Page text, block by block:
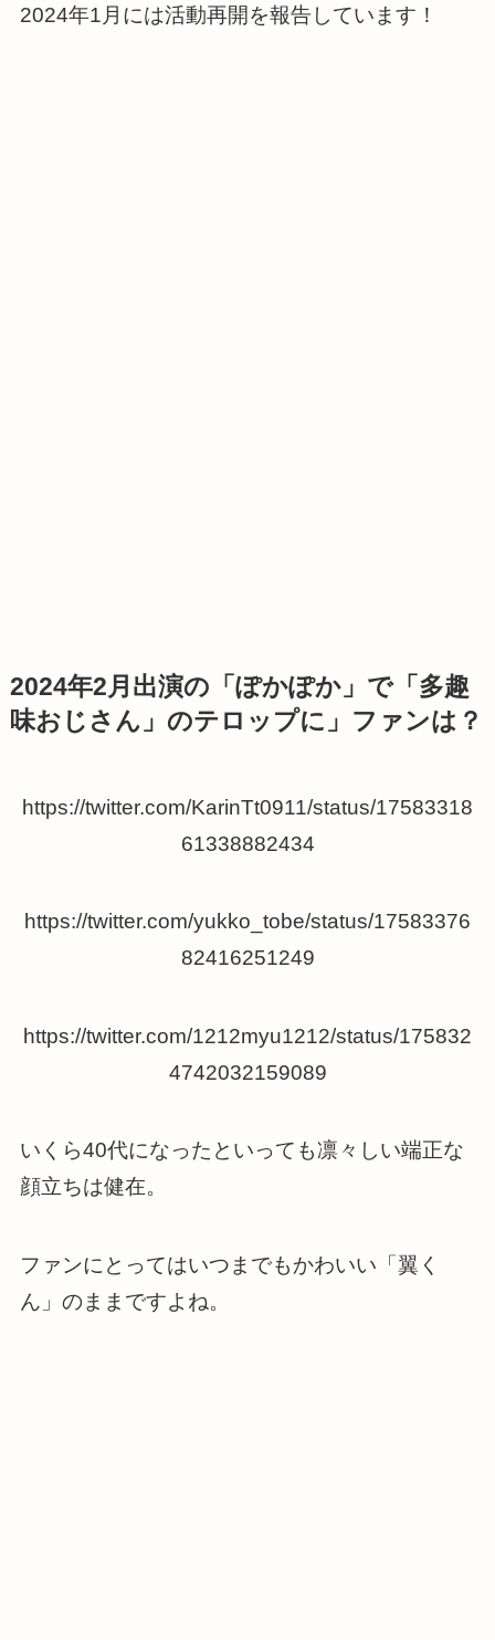
2024年1月には活動再開を報告しています！
2024年2月出演の「ぽかぽか」で「多趣
味おじさん」のテロップに」ファンは？
https://twitter.com/KarinTt0911/status/17583318
61338882434
https://twitter.com/yukko_tobe/status/17583376
82416251249
https://twitter.com/1212myu1212/status/175832
4742032159089
いくら40代になったといっても凛々しい端正な
顔立ちは健在。
ファンにとってはいつまでもかわいい「翼く
ん」のままですよね。